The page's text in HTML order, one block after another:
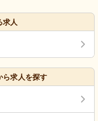
求人
ら求人を探す